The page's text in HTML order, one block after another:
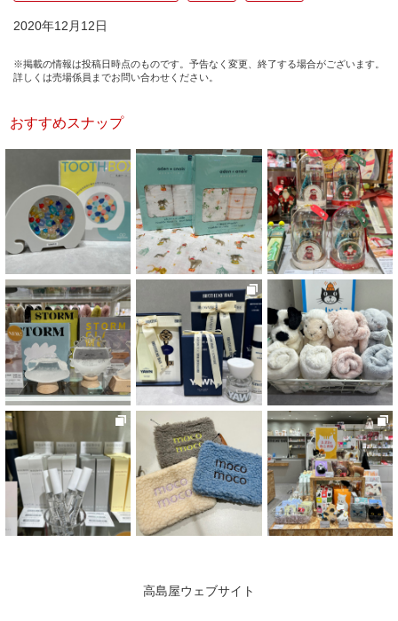
2020年12月12日
※掲載の情報は投稿日時点のものです。予告なく変更、終了する場合がございます。
詳しくは売場係員までお問い合わせください。
おすすめスナップ
高島屋ウェブサイト